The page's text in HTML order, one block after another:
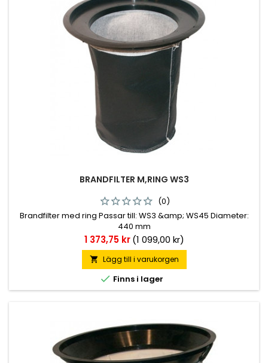
BRANDFILTER M,RING WS3
(0)
Brandfilter med ring Passar till: WS3 &amp; WS45 Diameter:
440 mm
Pris
1 373,75 kr (1 099,00 kr)
 Lägg till i varukorgen
 Finns i lager